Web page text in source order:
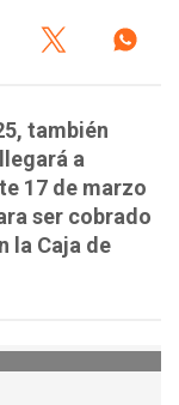
también
a
17 de marzo
ser cobrado
la Caja de